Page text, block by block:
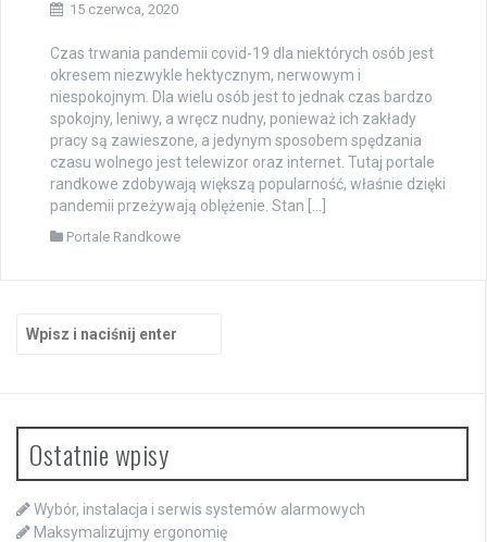
15 czerwca, 2020
Czas trwania pandemii covid-19 dla niektórych osób jest
okresem niezwykle hektycznym, nerwowym i
niespokojnym. Dla wielu osób jest to jednak czas bardzo
spokojny, leniwy, a wręcz nudny, ponieważ ich zakłady
pracy są zawieszone, a jedynym sposobem spędzania
czasu wolnego jest telewizor oraz internet. Tutaj portale
randkowe zdobywają większą popularność, właśnie dzięki
pandemii przeżywają oblężenie. Stan […]
Portale Randkowe
Ostatnie wpisy
Wybór, instalacja i serwis systemów alarmowych
Maksymalizujmy ergonomię